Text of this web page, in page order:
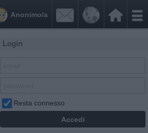


Anonimo/a
Login
Resta connesso